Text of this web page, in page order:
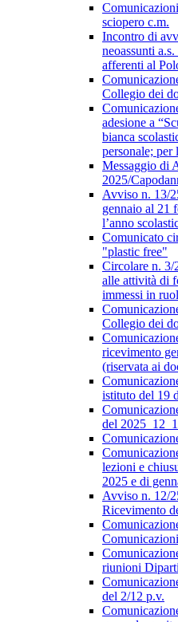
sciopero c.m.
Incontro di
neoassunti
afferenti al
Collegio dei
adesione a
bianca
personale;
Messaggio di
2025/
Avviso n. 13/
gennaio al 21
l’anno
Comunicato
"plastic free"
Circolare n. 3/
alle attività di
immessi in
Collegio dei
ricevimento
(riservata ai
istituto del 19
del
lezioni e
2025 e di
Avviso n. 12/
Ricevimento
riunioni
del 2/12 p.v.